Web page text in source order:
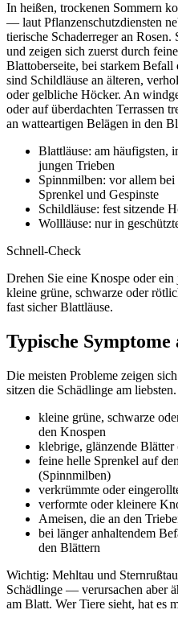
In heißen, trockenen Sommern
— laut Pflanzenschutzdiensten
tierische Schaderreger an
und zeigen sich zuerst durch
Blattoberseite, bei starkem Befall
sind Schildläuse an älteren,
oder gelbliche Höcker. An
oder auf überdachten Terrassen
an watteartigen Belägen in den
Blattläuse: am häufigsten,
jungen Trieben
Spinnmilben: vor allem
Sprenkel und Gespinste
Schildläuse: fest sitzende
Wollläuse: nur in
Schnell-Check
Drehen Sie eine Knospe oder
kleine grüne, schwarze oder
fast sicher Blattläuse.
Typische Symptome
Die meisten Probleme zeigen
sitzen die Schädlinge am liebsten.
kleine grüne, schwarze
den Knospen
klebrige, glänzende
feine helle Sprenkel auf
(Spinnmilben)
verkrümmte oder
verformte oder kleinere
Ameisen, die an den
bei länger anhaltendem
den Blättern
Wichtig: Mehltau und
Schädlinge — verursachen aber
am Blatt. Wer Tiere sieht, hat es